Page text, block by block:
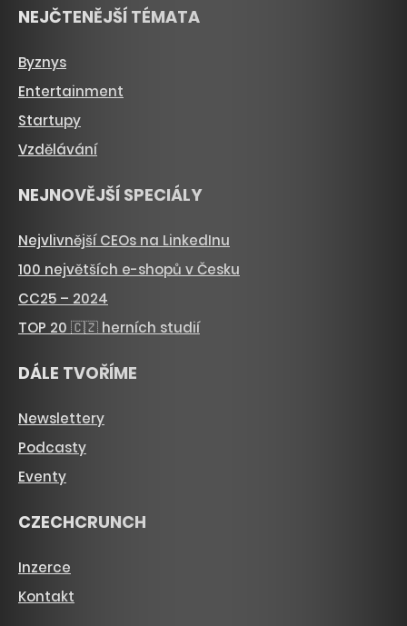
NEJČTENĚJŠÍ TÉMATA
Byznys
Entertainment
Startupy
Vzdělávání
NEJNOVĚJŠÍ SPECIÁLY
Nejvlivnější CEOs na LinkedInu
100 největších e-shopů v Česku
CC25 – 2024
TOP 20 🇨🇿 herních studií
DÁLE TVOŘÍME
Newslettery
Podcasty
Eventy
CZECHCRUNCH
Inzerce
Kontakt